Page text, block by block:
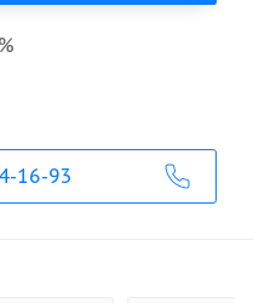
16-93